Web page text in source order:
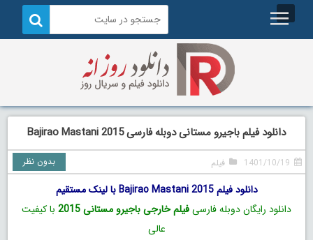
دانلود فیلم باجیرو مستانی دوبله فارسی Bajirao Mastani 2015
1401/10/19 فیلم بدون نظر
دانلود فیلم Bajirao Mastani 2015 با لینک مستقیم
دانلود رایگان دوبله فارسیفیلم خارجی باجیرو مستانی 2015
با کیفیت
عالی